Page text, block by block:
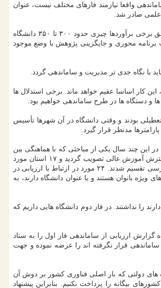
واقعا نیازمند فازهای مختلف نیست، عنوان
دکتر محمدرضا مخبردزفولی، عضو شورایعالی انقلاب فرهنگی هم در سخنانی در این نشست بیان نمود: در مصاحبه ها گفته می شود، ایران ۲۸۵۰ دانشگاه دارد. در حالیکه طبق برخی برآوردها چیزی حدود ۳۰۰ تا ۳۵۰ دانشگاه
محوری و جایگزینی پژوهش با وضع موجود
با نگاه جدی تر مدیریت و ساماندهی گردد.
کار اساسا عقیم خواهد ماند. برخی استدلال ها
دستگاه ها در طرح ساماندهی خواهیم بود.
بودند و وقتی دانشگاه در آن شهرها تأسیس
مدنظر قرار گیرد.
این چند سال یکی از مباحثی که با هماهنگی بین
دبیرخانه و وزارت علوم پیش می رود، مبحث ساماندهی مراکز آموزش عالی است. در جلسه پیشین که در تاریخ سوم اسفندماه سال ۹۹ برگزار شد، مصوبه ای در شورای گسترش آموزش عالی تصویب گردید و ۱۷ استان مورد
مطالعه قرار گرفتند و از ۶۶ مورد مطرح شده در صورت جلسه، ۳۴ مورد برای ساماندهی انتخاب می شوند و از این میان ۲۳ مورد در فاز اول و ۱۰ مورد در فاز دوم جهت بررسی تقسیم شدند. ۲۴ مورد در ارتباط با ارزیابی در
بانوان هستند و یا عنوان دانشگاه دارند، به
را نداشتند. در فاز دوم دانشگاه هایی داریم که
اینکه همینطور با پنج مورد ساماندهی مراکز آموزش عالی ویژه خواهران موافقت به عمل آمد، اظهار داشت: وزارت علوم موظف است حداکثر در مدت ۴ ماه گزارش ارزیابی از ساماندهی فاز اول را به ستاد
ساماندهی فاز دوم و سایر استان هایی که مورد ساماندهی قرار نگرفته اند را عرضه نموده و جهت
های دولتی که بار اصلی فناوری کشور بر دوش آن
بیگانه را پرداخت نکنیم. بنابراین پیشنهاد